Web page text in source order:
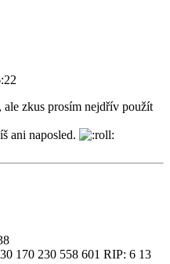
ale zkus prosím nejdřív použít
ani naposled.
170 230 558 601 RIP: 6 13